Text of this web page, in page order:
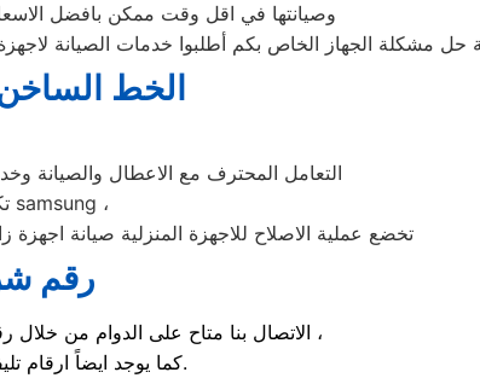
وصيانتها في اقل وقت ممكن بافضل
الخط
التعامل المحترف مع الاعطال
تكريس الاهتمام والعناية الفائقة بعملاء منتجات samsung ،
تخضع عملية الاصلاح للاجهزة المنزلية صيانة
رقم
الاتصال بنا متاح على الدوام من خلال رقم صيانة ال جي الارضي او بالضغط علي ايقونة الهاتف ثم الاتصال ،
كما يوجد ايضاً ارقام تليفون ال جي الموجودة بصفحة التواصل مع عملائنا.